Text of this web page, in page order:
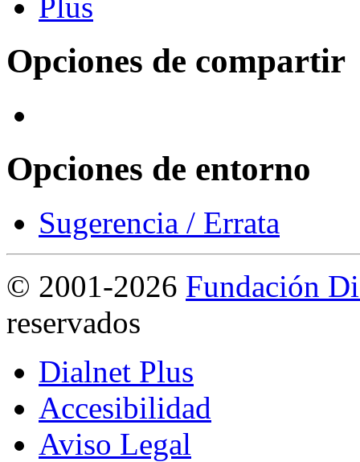
Opciones de compartir
Opciones de entorno
Sugerencia / Errata
© 2001-2026 Fundación
reservados
Dialnet Plus
Accesibilidad
Aviso Legal